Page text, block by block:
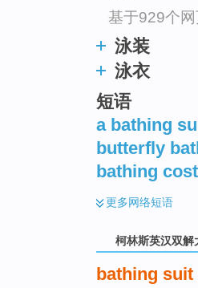
基于929个网
泳装
泳衣
短语
a bathing
butterfly
bathing
更多网络短语
柯林斯英汉双解
bathing suit